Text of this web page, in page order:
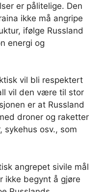
er pålitelige. Den
ikke må angripe
ifølge Russland
energi og
vil bli respektert
vil den være til stor
er at Russland
droner og raketter
sykehus osv., som
angrepet sivile mål
ikke begynt å gjøre